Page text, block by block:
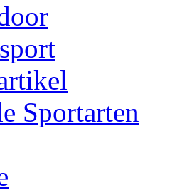
Sportarten